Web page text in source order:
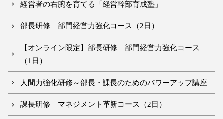
経営者の右腕を育てる「経営幹部育成塾」
部長研修 部門経営力強化コース（2日）
【オンライン限定】部長研修 部門経営力強化コース
（1日）
人間力強化研修～部長・課長のためのパワーアップ講座
課長研修 マネジメント革新コース（2日）